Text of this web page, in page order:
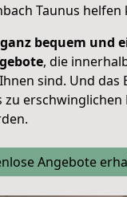
Taunus helfen
bequem und
, die
sind. Und das
zu erschwinglichen
Angebote